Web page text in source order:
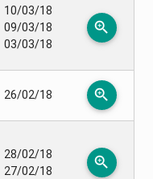
10/03/18
09/03/18
03/03/18
zoom_in
26/02/18 zoom_in
28/02/18
27/02/18
zoom_in